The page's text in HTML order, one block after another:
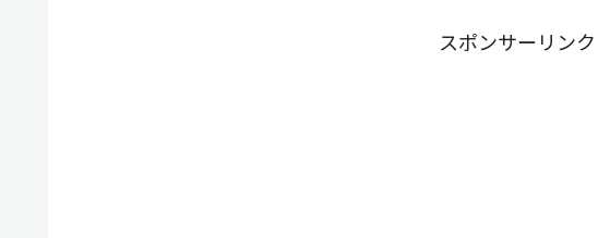
スポンサーリンク